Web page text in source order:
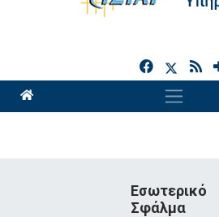
h
Εσωτερικό
Σφάλμα